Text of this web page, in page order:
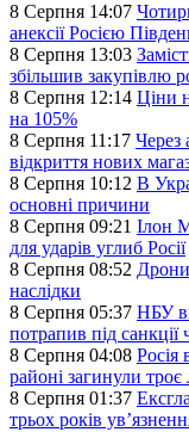
8 Серпня 14:07
анексії Росією
8 Серпня 13:03
збільшив закупівлю
8 Серпня 12:14 Ціни
на 105%
8 Серпня 11:17 Через
відкриття нових
8 Серпня 10:12 В
основні причини
8 Серпня 09:21 Ілон
для ударів углиб Росії
8 Серпня 08:52 Дрони
наслідки
8 Серпня 05:37 НБУ
потрапив під санкції
8 Серпня 04:08 Росія
районі загинули
8 Серпня 01:37
трьох років